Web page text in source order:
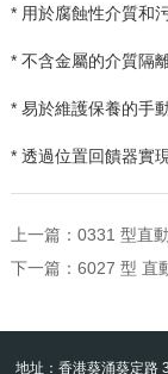
* 用於腐蝕性介質和
* 不含金屬的介質隔
* 易於維護保養的手
* 透過位置回饋器實
上一篇： 0331 型直
下一篇： 6027 型 直
地址：香港葵涌葵定路